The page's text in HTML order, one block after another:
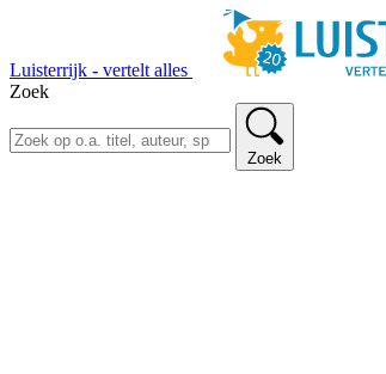
Luisterrijk - vertelt alles
Zoek
Zoek